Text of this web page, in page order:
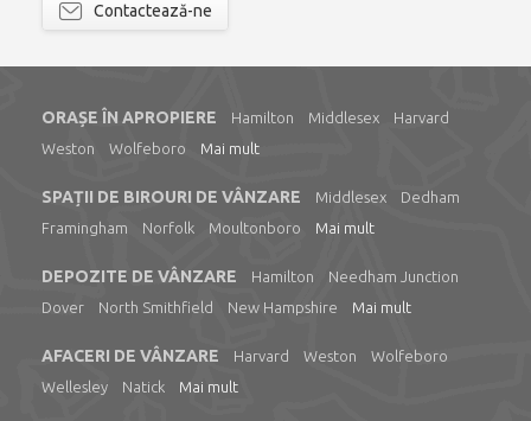
Contactează-ne
ORAȘE ÎN APROPIERE Hamilton Middlesex
Harvard
Weston
Wolfeboro Mai mult
SPAȚII DE BIROURI DE VÂNZARE Middlesex
Dedham
Framingham
Norfolk Moultonboro Mai mult
DEPOZITE DE VÂNZARE Hamilton
Needham Junction
Dover
North Smithfield New Hampshire Mai mult
AFACERI DE VÂNZARE Harvard Weston
Wolfeboro
Wellesley
Natick Mai mult